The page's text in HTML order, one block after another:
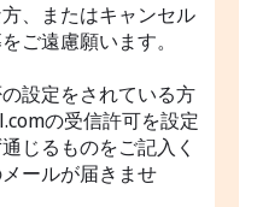
、またはキャンセル
ご遠慮願います。
設定をされている方
の受信許可を設定
じるものをご記入く
ールが届きませ